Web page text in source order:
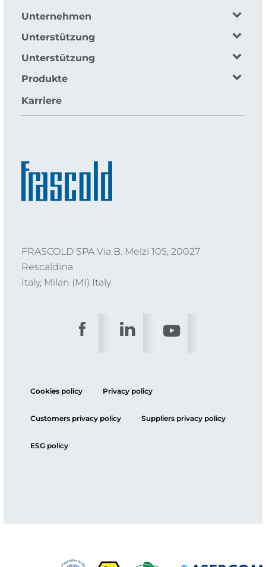
Unternehmen
Unterstützung
Unterstützung
Produkte
Karriere
FRASCOLD SPA Via B. Melzi 105, 20027
Rescaldina
Italy, Milan (MI) Italy
Cookies policy Privacy policy
Customers privacy policy Suppliers privacy policy
ESG policy